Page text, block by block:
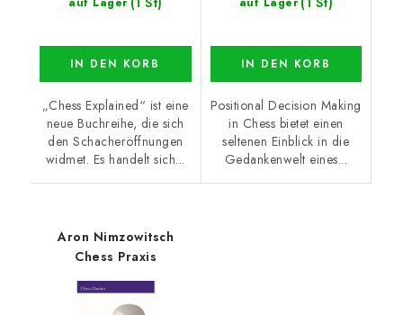
IN DEN KORB
„Chess Explained“ ist eine
neue Buchreihe, die sich
den Schacheröffnungen
widmet. Es handelt sich...
IN DEN KORB
Positional Decision Making
in Chess bietet einen
seltenen Einblick in die
Gedankenwelt eines...
Aron Nimzowitsch
Chess Praxis